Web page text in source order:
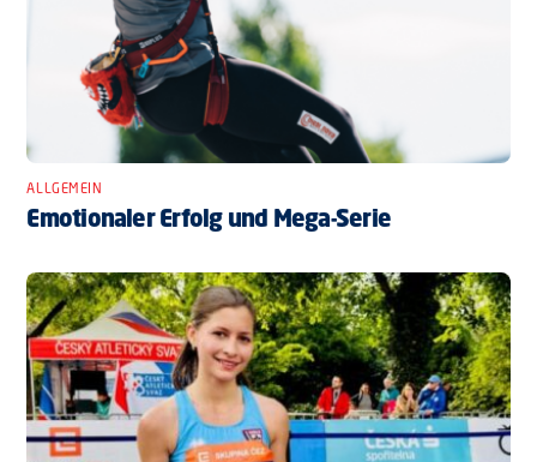
ALLGEMEIN
Emotionaler Erfolg und Mega-Serie